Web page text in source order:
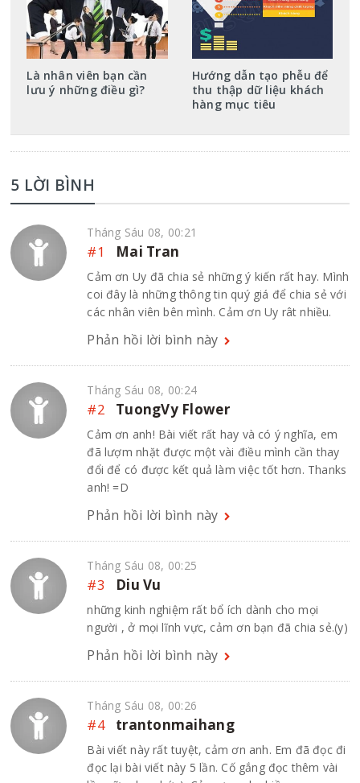
Là nhân viên bạn cần
lưu ý những điều gì?
Hướng dẫn tạo phễu để
thu thập dữ liệu khách
hàng mục tiêu
5 LỜI BÌNH
Tháng Sáu 08, 00:21
#1 Mai Tran
Cảm ơn Uy đã chia sẻ những ý kiến rất hay. Mình
coi đây là những thông tin quý giá để chia sẻ với
các nhân viên bên mình. Cảm ơn Uy rât nhiều.
Phản hồi lời bình này
Tháng Sáu 08, 00:24
#2 TuongVy Flower
Cảm ơn anh! Bài viết rất hay và có ý nghĩa, em
đã lượm nhặt được một vài điều mình cần thay
đổi để có được kết quả làm việc tốt hơn. Thanks
anh! =D
Phản hồi lời bình này
Tháng Sáu 08, 00:25
#3 Diu Vu
những kinh nghiệm rất bổ ích dành cho mọi
người , ở mọi lĩnh vực, cảm ơn bạn đã chia sẻ.(y)
Phản hồi lời bình này
Tháng Sáu 08, 00:26
#4 trantonmaihang
Bài viết này rất tuyệt, cảm ơn anh. Em đã đọc đi
đọc lại bài viết này 5 lần. Cố gắng đọc thêm vài